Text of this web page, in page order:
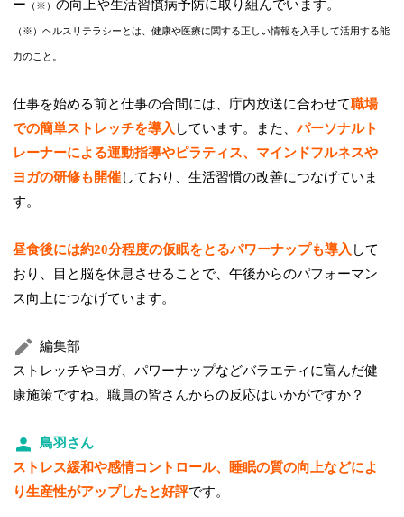
ー （※）の向上や生活習慣病予防に取り組んでいます。
（※）ヘルスリテラシーとは、健康や医療に関する正しい情報を入手して活用する能
力のこと。
仕事を始める前と仕事の合間には、庁内放送に合わせて職場
での簡単ストレッチを導入 しています。また、パーソナルト
レーナーによる運動指導やピラティス、マインドフルネスや
ヨガの研修も開催しており、生活習慣の改善につなげていま
す。
昼食後には約20分程度の仮眠をとるパワーナップも導入 して
おり、目と脳を休息させることで、午後からのパフォーマン
ス向上につなげています。
編集部
ストレッチやヨガ、パワーナップなどバラエティに富んだ健
康施策ですね。職員の皆さんからの反応はいかがですか？
鳥羽さん
ストレス緩和や感情コントロール、睡眠の質の向上などによ
り生産性がアップしたと好評です。